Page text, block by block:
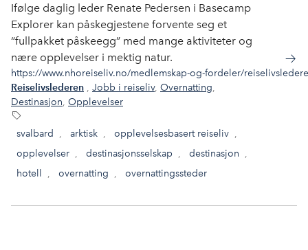
Ifølge daglig leder Renate Pedersen i Basecamp
Explorer kan påskegjestene forvente seg et
“fullpakket påskeegg” med mange aktiviteter og
nære opplevelser i mektig natur.
https://www.nhoreiseliv.no/medlemskap-og-fordeler/
Reiselivslederen , Jobb i reiseliv, Overnatting,
Destinasjon, Opplevelser
svalbard , arktisk , opplevelsesbasert reiseliv ,
opplevelser , destinasjonsselskap , destinasjon ,
hotell , overnatting , overnattingssteder